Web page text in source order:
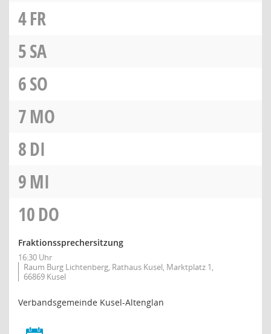
4FR
5SA
6SO
7MO
8DI
9MI
10DO
Fraktionssprechersitzung
16:30 Uhr
Raum Burg Lichtenberg, Rathaus Kusel, Marktplatz 1,
66869 Kusel
Verbandsgemeinde Kusel-Altenglan